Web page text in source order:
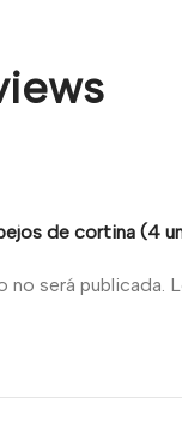
de cortina (4
será publicada.